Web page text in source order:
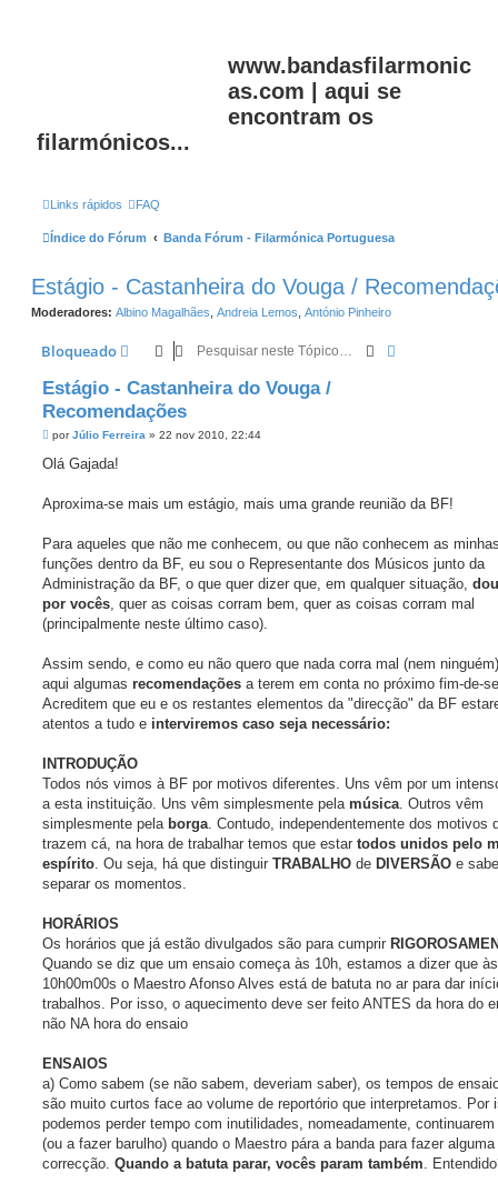
www.bandasfilarmonic
as.com | aqui se
encontram os
filarmónicos...
Links rápidos FAQ
Índice do Fórum Banda Fórum - Filarmónica Portuguesa
Estágio - Castanheira do Vouga /
Moderadores: Albino Magalhães Andreia Lemos António Pinheiro
Bloqueado Pesquisar
Estágio - Castanheira do Vouga /
Recomendações
M
n
g
e
porJúlio Ferreira » 22 nov 2010, 22:44
Olá Gajada!
Aproxima-se mais um estágio, mais uma grande reunião da BF!
Para aqueles que não me conhecem, ou que não conhecem as
funções dentro da BF, eu sou o Representante dos Músicos junto da
Administração da BF, o que quer dizer que, em qualquer situação,
por vocês, quer as coisas corram bem, quer as coisas corram mal
(principalmente neste último caso).
Assim sendo, e como eu não quero que nada corra mal (nem
aqui algumas recomendações a terem em conta no próximo fim-de-
Acreditem que eu e os restantes elementos da "direcção" da BF
atentos a tudo e interviremos caso seja necessário:
INTRODUÇÃO
Todos nós vimos à BF por motivos diferentes. Uns vêm por um
a esta instituição. Uns vêm simplesmente pela música. Outros vêm
simplesmente pela borga. Contudo, independentemente dos motivos
trazem cá, na hora de trabalhar temos que estar todos unidos pelo
espírito. Ou seja, há que distinguir TRABALHO de DIVERSÃO e
separar os momentos.
HORÁRIOS
Os horários que já estão divulgados são para cumprir
Quando se diz que um ensaio começa às 10h, estamos a dizer que às
10h00m00s o Maestro Afonso Alves está de batuta no ar para dar
trabalhos. Por isso, o aquecimento deve ser feito ANTES da hora do
não NA hora do ensaio
ENSAIOS
a) Como sabem (se não sabem, deveriam saber), os tempos de
são muito curtos face ao volume de reportório que interpretamos. Por
podemos perder tempo com inutilidades, nomeadamente,
(ou a fazer barulho) quando o Maestro pára a banda para fazer alguma
correcção. Quando a batuta parar, vocês param também.